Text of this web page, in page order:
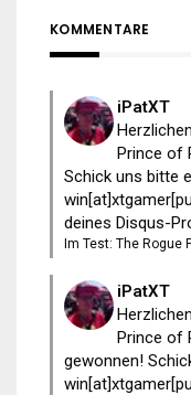
KOMMENTARE
iPatXT
Prince of
Schick uns bitte
deines Disqus-
Im Test: The Rogue
iPatXT
Prince of
gewonnen!